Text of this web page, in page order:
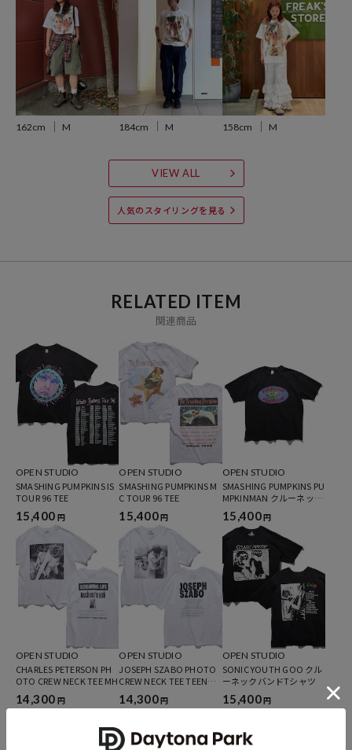
特別な1枚。
生地：アメリカ製
縫製・プリント：日本製
※こちらの商品は90年代の古着のバンドTシャツのような雰囲気や風
合いを出すために、昔ながらの素材と生産方法で生地を作り、縫製を
し製品化をしています。その後洗いや染め加工により製品自体の縮率
が高く、サイズスペックに多少の差異が御座います事をご理解いただ
と色味が異なる場合がございます。また表示のサイズ感と実物は若干
異なる場合もございますので、予めご了承ください。
※着用、お取り扱いの際は、商品についている品質表示とアテンショ
ンタグを必ずご確認下さい。
ブランド説明
162cm M 184cm M 158cm M
VIEW ALL
人気のスタイリングを見る
RELATED ITEM
関連商品
OPEN STUDIO
SMASHING PUMPKINS IS
TOUR 96 TEE
15,400 円
OPEN STUDIO
SMASHING PUMPKINS M
C TOUR 96 TEE
15,400円
OPEN STUDIO
SMASHING PUMPKINS PU
MPKINMAN クルーネック
バンドTシャツ
15,400円
OPEN STUDIO
CHARLES PETERSON PH
OTO CREW NECK TEE MH
14,300 円
OPEN STUDIO
JOSEPH SZABO PHOTO
CREW NECK TEE TEENAG
E
14,300円
OPEN STUDIO
SONIC YOUTH GOO クル
ーネックバンドTシャツ
15,400円